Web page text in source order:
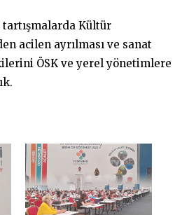
tartışmalarda Kültür
acilen ayrılması ve sanat
ÖSK ve yerel yönetimlere